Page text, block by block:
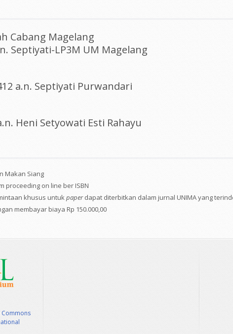
Cabang Magelang
Septiyati-LP3M UM Magelang
a.n. Septiyati Purwandari
Heni Setyowati Esti Rahayu
Makan Siang
proceeding on line ber ISBN
khusus untukpaperdapat diterbitkan dalam jurnal UNIMA yang
membayar biaya Rp 150.000,00
Commons